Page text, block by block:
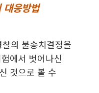
대응방법
의 불송치결정을
에서 벗어나신
것으로 볼 수